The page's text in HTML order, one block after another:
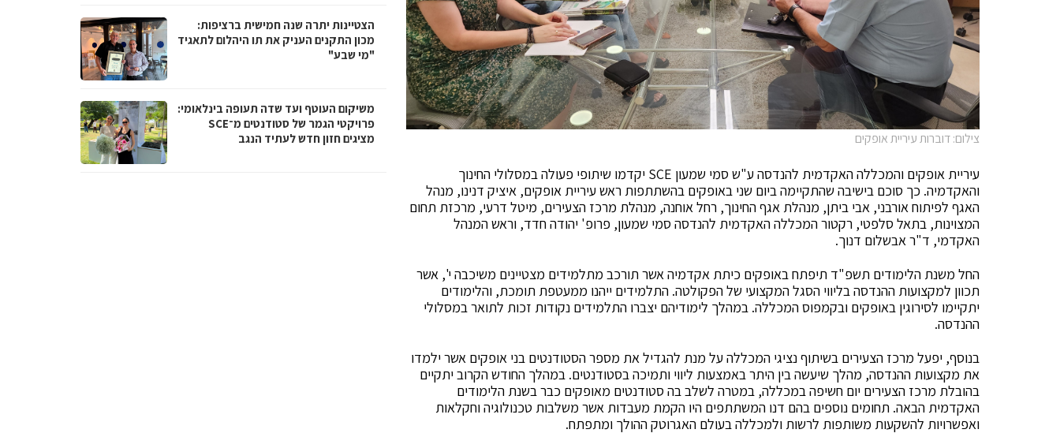
צילום: דוברות עיריית אופקים
עיריית אופקים והמכללה האקדמית להנדסה ע"ש סמי שמעון SCE יקדמו שיתופי פעולה במסלולי החינוך
והאקדמיה. כך סוכם בישיבה שהתקיימה ביום שני באופקים בהשתתפות ראש עיריית אופקים, איציק דנינו, מנהל
האגף לפיתוח אורבני, אבי ביתן, מנהלת אגף החינוך, רחל אוחנה, מנהלת מרכז הצעירים, מיטל דרעי, מרכזת תחום
המצוינות, בתאל סלפטי, רקטור המכללה האקדמית להנדסה סמי שמעון, פרופ' יהודה חדד, וראש המנהל
האקדמי, ד"ר אבשלום דנוך.
החל משנת הלימודים תשפ"ד תיפתח באופקים כיתת אקדמיה אשר תורכב מתלמידים מצטיינים משיכבה י', אשר
תכוון למקצועות ההנדסה בליווי הסגל המקצועי של הפקולטה. התלמידים ייהנו ממעטפת תומכת, והלימודים
יתקיימו לסירוגין באופקים ובקמפוס המכללה. במהלך לימודיהם יצברו התלמידים נקודות זכות לתואר במסלולי
ההנדסה.
בנוסף, יפעל מרכז הצעירים בשיתוף נציגי המכללה על מנת להגדיל את מספר הסטודנטים בני אופקים אשר ילמדו
את מקצועות ההנדסה, מהלך שיעשה בין היתר באמצעות ליווי ותמיכה בסטודנטים. במהלך החודש הקרוב יתקיים
בהובלת מרכז הצעירים יום חשיפה במכללה, במטרה לשלב בה סטודנטים מאופקים כבר בשנת הלימודים
האקדמית הבאה. תחומים נוספים בהם דנו המשתתפים היו הקמת מעבדות אשר משלבות טכנולוגיה וחקלאות
ואפשרויות להשקעות משותפות לרשות ולמכללה בעולם האגרוטק ההולך ומתפתח.
הצטיינות יתרה שנה חמישית ברציפות:
מכון התקנים העניק את תו היהלום לתאגיד
"מי שבע"
משיקום העוטף ועד שדה תעופה בינלאומי:
פרויקטי הגמר של סטודנטים מ־SCE
מציגים חזון חדש לעתיד הנגב